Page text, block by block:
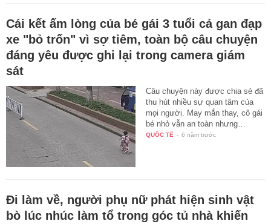
Cái kết ấm lòng của bé gái 3 tuổi cả gan đạp
xe "bỏ trốn" vì sợ tiêm, toàn bộ câu chuyện
đáng yêu được ghi lại trong camera giám
sát
Câu chuyện này được chia sẻ đã
thu hút nhiều sự quan tâm của
mọi người. May mắn thay, cô gái
bé nhỏ vẫn an toàn nhưng…
QUỐC TẾ - 6 năm trước
Đi làm về, người phụ nữ phát hiện sinh vật
bò lúc nhúc làm tổ trong góc tủ nhà khiến